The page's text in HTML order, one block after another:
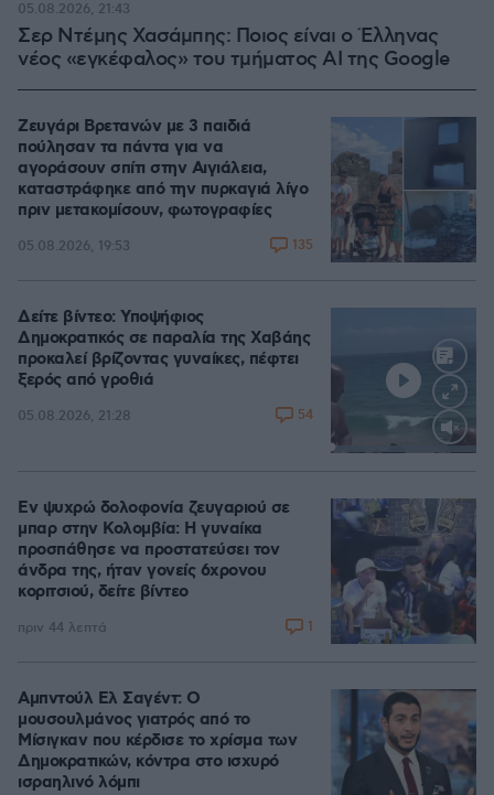
Σερ Ντέμης Χασάμπης: Ποιος είναι ο Έλληνας
νέος «εγκέφαλος» του τμήματος AI της Google
05.08.2026, 21:43
Ζευγάρι Βρετανών με 3 παιδιά
πούλησαν τα πάντα για να
αγοράσουν σπίτι στην Αιγιάλεια,
καταστράφηκε από την πυρκαγιά λίγο
πριν μετακομίσουν, φωτογραφίες
05.08.2026, 19:53 135
Loaded
Δείτε βίντεο: Υποψήφιος
Δημοκρατικός σε παραλία της Χαβάης
προκαλεί βρίζοντας γυναίκες, πέφτει
ξερός από γροθιά
05.08.2026, 21:28 54
Εν ψυχρώ δολοφονία ζευγαριού σε
μπαρ στην Κολομβία: Η γυναίκα
προσπάθησε να προστατεύσει τον
άνδρα της, ήταν γονείς 6χρονου
κοριτσιού, δείτε βίντεο
πριν 44 λεπτά 1
Αμπντούλ Ελ Σαγέντ: Ο
μουσουλμάνος γιατρός από το
Μίσιγκαν που κέρδισε το χρίσμα των
Δημοκρατικών, κόντρα στο ισχυρό
ισραηλινό λόμπι